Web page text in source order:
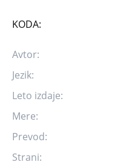
KODA:
Avtor:
Jezik:
Leto izdaje:
Mere:
Prevod:
Strani: